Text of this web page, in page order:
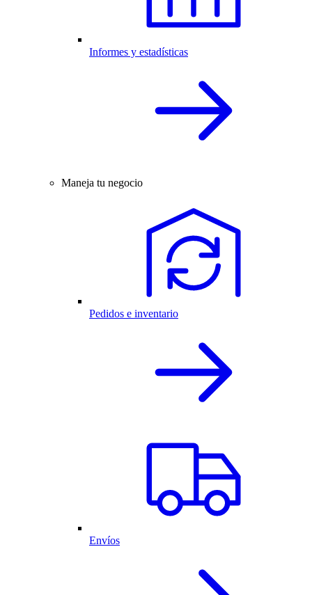
Informes y estadísticas
Maneja tu negocio
Pedidos e inventario
Envíos